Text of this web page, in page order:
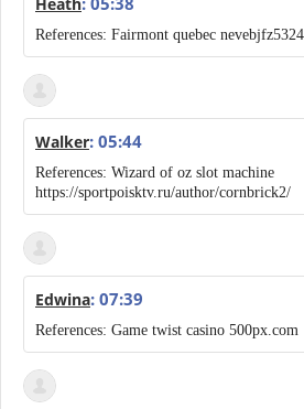
Heath
References: Fairmont quebec
Walker: 05:44
References: Wizard of oz slot machine
https://sportpoisktv.ru/author/cornbrick2/
Edwina: 07:39
References: Game twist casino 500px.com